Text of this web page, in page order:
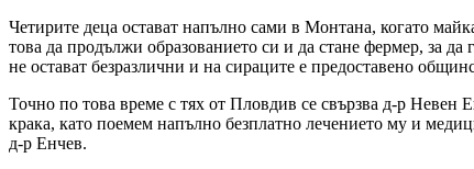
Четирите деца остават напълно сами в Монтана, когато
това да продължи образованието си и да стане фермер, за
не остават безразлични и на сираците е предоставено
Точно по това време с тях от Пловдив се свързва д-р Невен
крака, като поемем напълно безплатно лечението му и
д-р Енчев.